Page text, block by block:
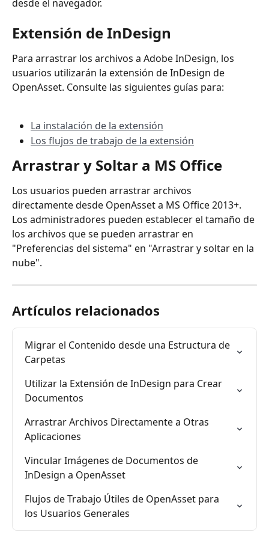
desde el navegador.
Extensión de InDesign
Para arrastrar los archivos a Adobe InDesign, los
usuarios utilizarán la extensión de InDesign de
OpenAsset. Consulte las siguientes guías para:
La instalación de la extensión
Los flujos de trabajo de la extensión
Arrastrar y Soltar a MS Office
Los usuarios pueden arrastrar archivos
directamente desde OpenAsset a MS Office 2013+.
Los administradores pueden establecer el tamaño de
los archivos que se pueden arrastrar en
"Preferencias del sistema" en "Arrastrar y soltar en la
nube".
Artículos relacionados
Migrar el Contenido desde una Estructura de
Carpetas
Utilizar la Extensión de InDesign para Crear
Documentos
Arrastrar Archivos Directamente a Otras
Aplicaciones
Vincular Imágenes de Documentos de
InDesign a OpenAsset
Flujos de Trabajo Útiles de OpenAsset para
los Usuarios Generales